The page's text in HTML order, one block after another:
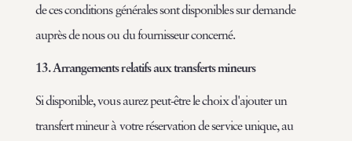
de ces conditions générales sont disponibles sur demande
auprès de nous ou du fournisseur concerné.
13. Arrangements relatifs aux transferts mineurs
Si disponible, vous aurez peut-être le choix d'ajouter un
transfert mineur à votre réservation de service unique, au